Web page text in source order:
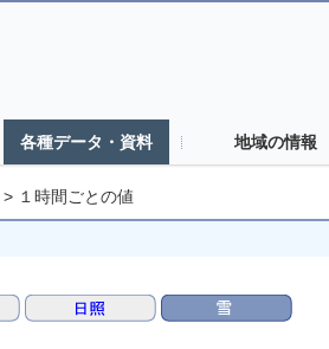
各種データ・資料 地域の情報
> １時間ごとの値